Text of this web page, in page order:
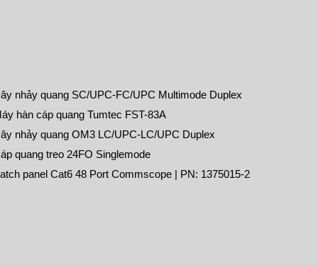
nhảy quang SC/UPC-FC/UPC Multimode Duplex
hàn cáp quang Tumtec FST-83A
nhảy quang OM3 LC/UPC-LC/UPC Duplex
quang treo 24FO Singlemode
panel Cat6 48 Port Commscope | PN: 1375015-2